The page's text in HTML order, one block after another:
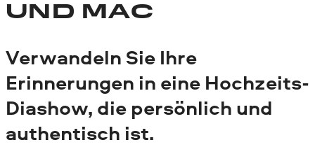
UND MAC
Verwandeln Sie Ihre
Erinnerungen in eine Hochzeits-
Diashow, die persönlich und
authentisch ist.